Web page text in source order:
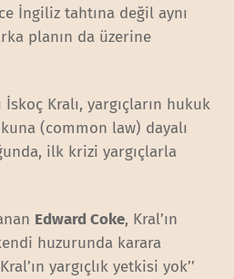
İngiliz tahtına değil aynı
planın da üzerine
Kralı, yargıçların hukuk
(common law) dayalı
ilk krizi yargıçlarla
Edward Coke, Kral’ın
huzurunda karara
yargıçlık yetkisi yok’’